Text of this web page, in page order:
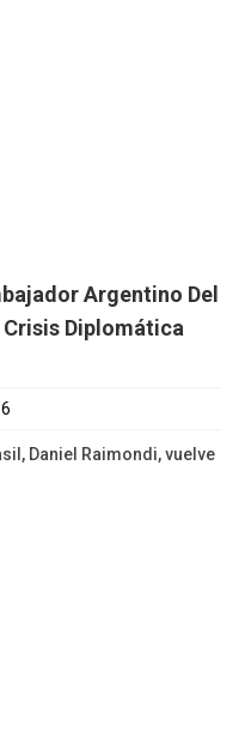
Argentino Del
Diplomática
Daniel Raimondi, vuelve